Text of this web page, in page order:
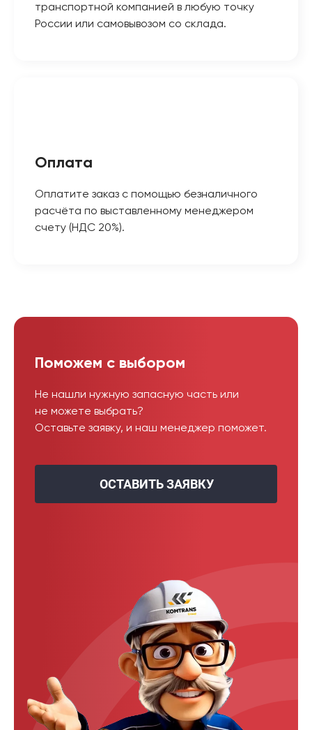
транспортной компанией в любую точку
России или самовывозом со склада.
Оплата
Оплатите заказ с помощью безналичного
расчёта по выставленному менеджером
счету (НДС 20%).
Поможем с выбором
Не нашли нужную запасную часть или
не можете выбрать?
Оставьте заявку, и наш менеджер поможет.
ОСТАВИТЬ ЗАЯВКУ